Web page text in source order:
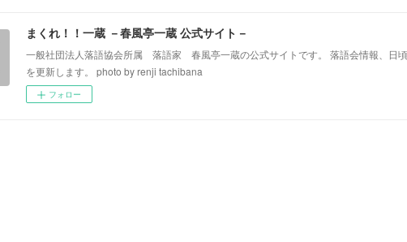
まくれ！！一蔵 －春風亭一蔵 公式サイト－
一般社団法人落語協会所属 落語家 春風亭一蔵の公式サイトです。 落語会情報、日
を更新します。 photo by renji tachibana
フォロー